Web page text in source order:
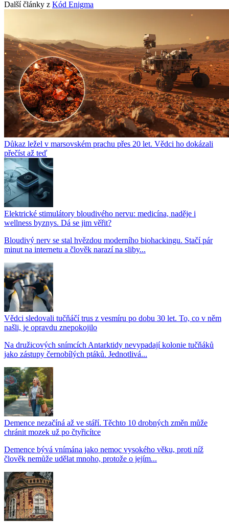
Další články z Kód Enigma
Důkaz ležel v marsovském prachu přes 20 let. Vědci ho dokázali
přečíst až teď
Elektrické stimulátory bloudivého nervu: medicína, naděje i
wellness byznys. Dá se jim věřit?
Bloudivý nerv se stal hvězdou moderního biohackingu. Stačí pár
minut na internetu a člověk narazí na sliby...
Vědci sledovali tučňáčí trus z vesmíru po dobu 30 let. To, co v něm
našli, je opravdu znepokojilo
Na družicových snímcích Antarktidy nevypadají kolonie tučňáků
jako zástupy černobílých ptáků. Jednotlivá...
Demence nezačíná až ve stáří. Těchto 10 drobných změn může
chránit mozek už po čtyřicítce
Demence bývá vnímána jako nemoc vysokého věku, proti níž
člověk nemůže udělat mnoho, protože o jejím...